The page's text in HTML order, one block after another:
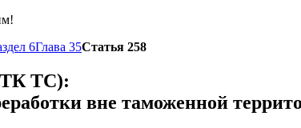
6Глава 35Статья 258
ТС):
вне таможенной